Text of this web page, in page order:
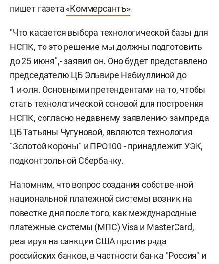
пишет газета «Коммерсантъ».
"Что касается выбора технологической базы для
НСПК, то это решение мы должны подготовить
до 25 июня",- заявил он. Оно будет представлено
председателю ЦБ Эльвире Набиуллиной до
1 июля. Основными претендентами на то, чтобы
стать технологической основой для построения
НСПК, согласно недавнему заявлению зампреда
ЦБ Татьяны Чугуновой, являются технология
"Золотой короны" и ПРО100 - принадлежит УЭК,
подконтрольной Сбербанку.
Напомним, что вопрос создания собственной
национальной платежной системы возник на
повестке дня после того, как международные
платежные системы (МПС) Visa и MasterCard,
реагируя на санкции США против ряда
российских банков, в частности банка "Россия" и